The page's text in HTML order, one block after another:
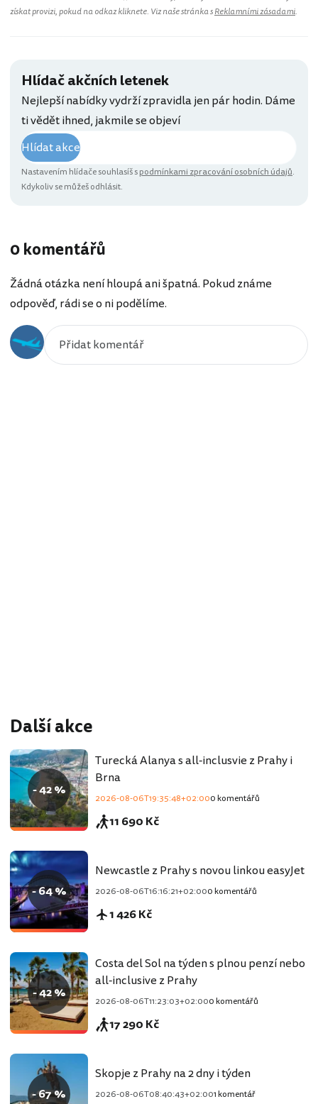
získat provizi, pokud na odkaz kliknete. Viz naše stránka sReklamními zásadami.
Hlídač akčních letenek
Nejlepší nabídky vydrží zpravidla jen pár hodin. Dáme
ti vědět ihned, jakmile se objeví
Hlídat akce
Nastavením hlídače souhlasíš spodmínkami zpracování osobních údajů.
Kdykoliv se můžeš odhlásit.
0 komentářů
Žádná otázka není hloupá ani špatná. Pokud známe
odpověď, rádi se o ni podělíme.
Další akce
- 42 %
Turecká Alanya s all-inclusvie z Prahy i
Brna
2026-08-06T19:35:48+02:000 komentářů
11 690 Kč
- 64 %
Newcastle z Prahy s novou linkou easyJet
2026-08-06T16:16:21+02:000 komentářů
1 426 Kč
- 42 %
Costa del Sol na týden s plnou penzí nebo
all-inclusive z Prahy
2026-08-06T11:23:03+02:000 komentářů
17 290 Kč
- 67 %
Skopje z Prahy na 2 dny i týden
2026-08-06T08:40:43+02:001 komentář